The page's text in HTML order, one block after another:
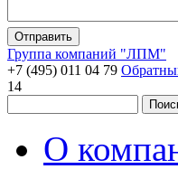
Группа компаний "ЛПМ"
+7 (495) 011 04 79
14
О